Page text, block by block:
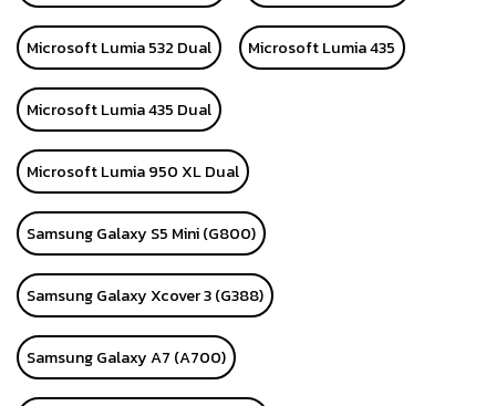
Microsoft Lumia 532 Dual Microsoft Lumia 435
Microsoft Lumia 435 Dual
Microsoft Lumia 950 XL Dual
Samsung Galaxy S5 Mini (G800)
Samsung Galaxy Xcover 3 (G388)
Samsung Galaxy A7 (A700)